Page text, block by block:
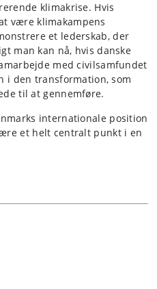
klimakrise. Hvis
være klimakampens
et lederskab, der
man kan nå, hvis danske
med civilsamfundet
i den transformation, som
til at gennemføre.
internationale position
et helt centralt punkt i en